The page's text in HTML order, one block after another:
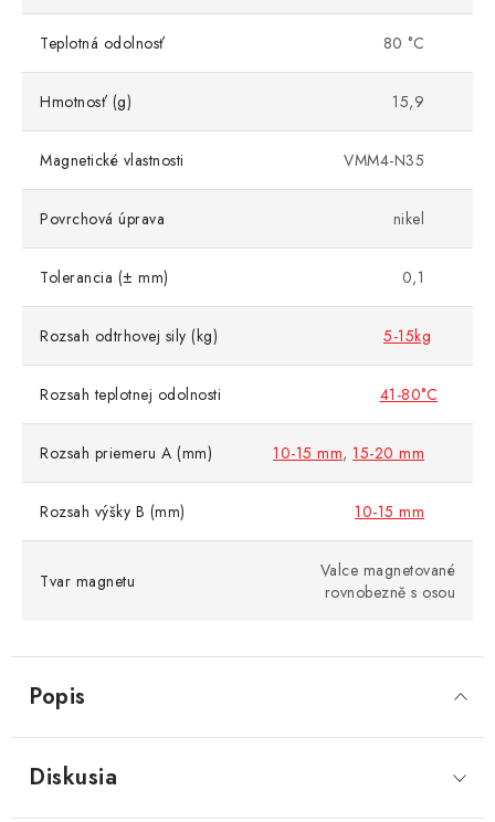
Popis
Teplotná odolnosť 80 °C
Hmotnosť (g) 15,9
Magnetické vlastnosti VMM4-N35
Povrchová úprava nikel
Tolerancia (± mm) 0,1
Rozsah odtrhovej sily (kg) 5-15kg
Rozsah teplotnej odolnosti 41-80°C
Rozsah priemeru A (mm) 10-15 mm, 15-20 mm
Rozsah výšky B (mm) 10-15 mm
Tvar magnetu
Valce magnetované
rovnobezně s osou
Diskusia